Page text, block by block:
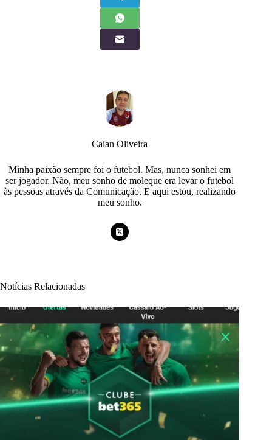
Caian Oliveira
Minha paixão sempre foi o futebol. Mas, nunca sonhei em
ser jogador. Não, meu sonho de moleque era levar o futebol
às pessoas através da Comunicação. E aqui estou, realizando
meu sonho.
Notícias Relacionadas